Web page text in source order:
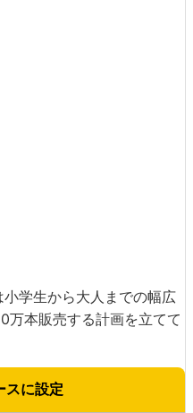
学生から大人までの幅広
本販売する計画を立てて
スに設定